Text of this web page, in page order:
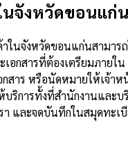
จังหวัดขอนแก่น
นจังหวัดขอนแก่นสามา
เอกสารที่ต้องเตรียมภา
อกสาร หรือนัดหมายให้
ริการทั้งที่สำนักงานแล
และจดบันทึกในสมุดทะ